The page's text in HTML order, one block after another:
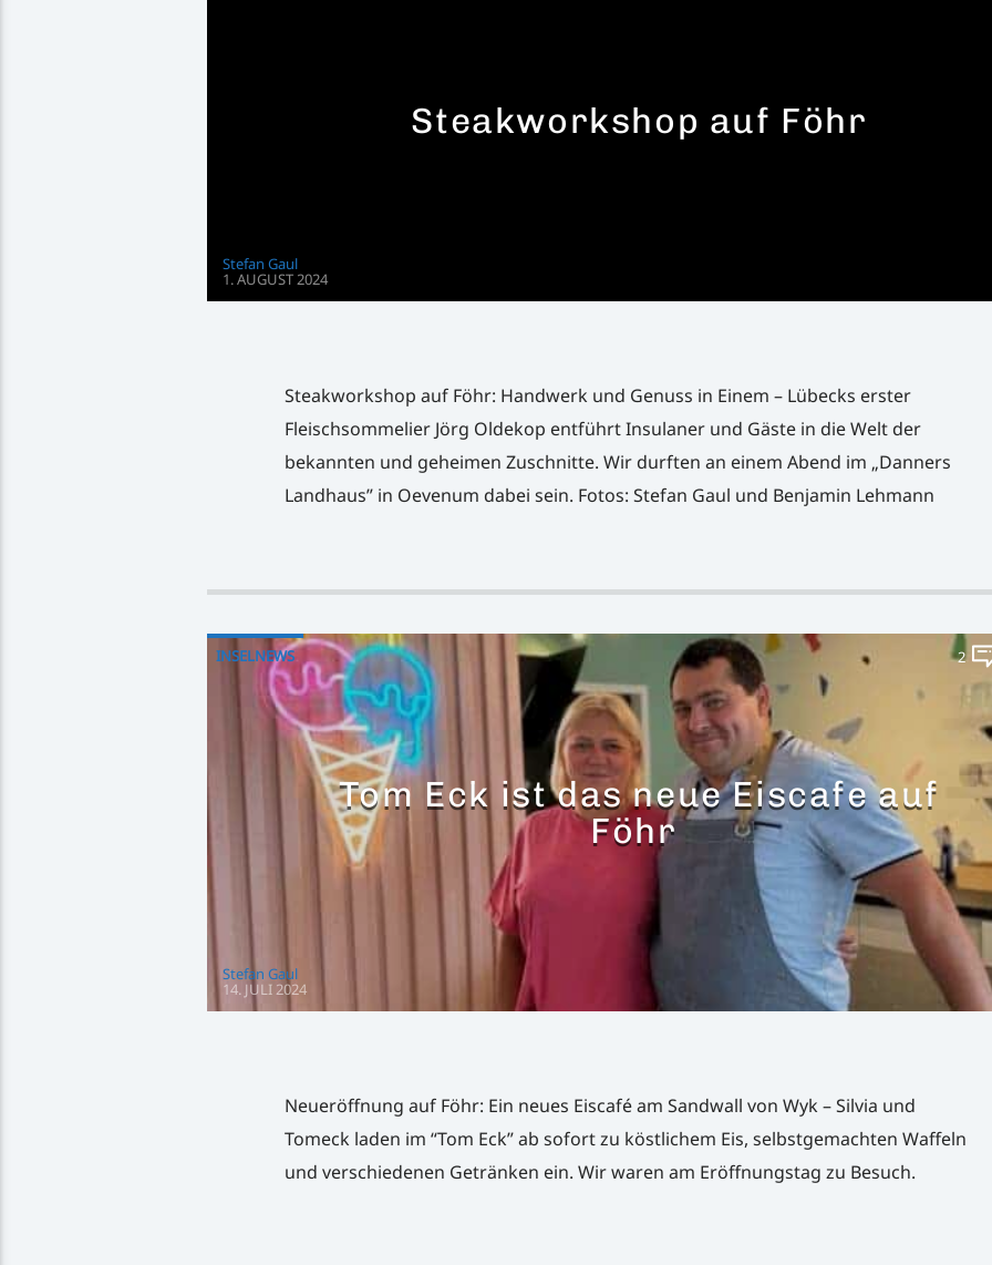
Steakworkshop auf Föhr
Stefan Gaul
1. AUGUST 2024
Steakworkshop auf Föhr: Handwerk und Genuss in Einem – Lübecks erster
Fleischsommelier Jörg Oldekop entführt Insulaner und Gäste in die Welt der
bekannten und geheimen Zuschnitte. Wir durften an einem Abend im „Danners
Landhaus” in Oevenum dabei sein. Fotos: Stefan Gaul und Benjamin Lehmann
INSELNEWS 2
Tom Eck ist das neue Eiscafe auf
Föhr
Stefan Gaul
14. JULI 2024
Neueröffnung auf Föhr: Ein neues Eiscafé am Sandwall von Wyk – Silvia und
Tomeck laden im “Tom Eck” ab sofort zu köstlichem Eis, selbstgemachten Waffeln
und verschiedenen Getränken ein. Wir waren am Eröffnungstag zu Besuch.